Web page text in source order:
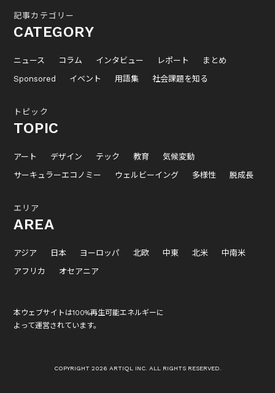
記事カテゴリー
CATEGORY
ニュース コラム インタビュー レポート
まとめ
Sponsored
イベント 用語集 社会課題を知る
トピック
TOPIC
アート デザイン テック 教育
気候変動
サーキュラーエコノミー
ウェルビーイング 多様性 脱成長
エリア
AREA
アジア 日本 ヨーロッパ 北欧 中東 北米
中南米
アフリカ
オセアニア
本ウェブサイトは100%再生可能エネルギーに
よって運営されています。
COPYRIGHT 2026 ARTIQL INC. ALL RIGHTS RESERVED.